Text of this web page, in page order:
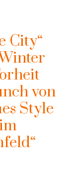
City“
von
Style